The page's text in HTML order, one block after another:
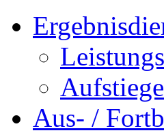
Aufstiege
Aus- /